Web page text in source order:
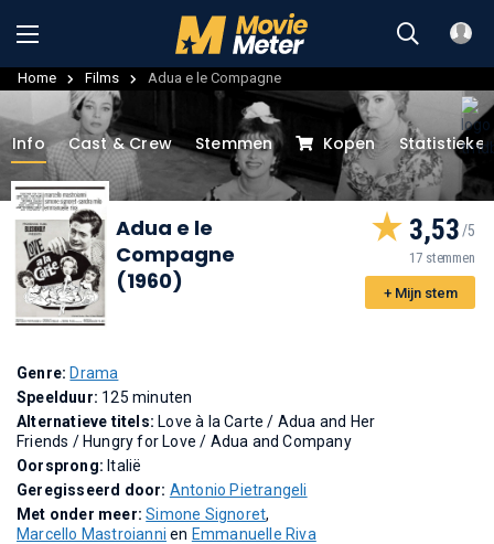
Home Films Adua e le Compagne
Info Cast & Crew Stemmen Kopen
Adua e le
Compagne
(1960)
3,53
17 stemmen
+ Mijn stem
Genre: Drama
Speelduur: 125 minuten
Alternatieve titels: Love à la Carte/ Adua and Her
Friends /Hungry for Love/ Adua and Company
Oorsprong: Italië
Geregisseerd door: Antonio Pietrangeli
Met onder meer:Simone Signoret,
Marcello Mastroianni en Emmanuelle Riva